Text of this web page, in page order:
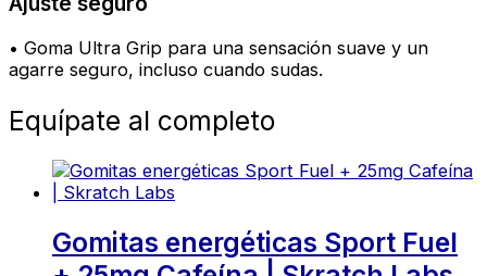
• Goma Ultra Grip para una sensación suave y un
agarre seguro, incluso cuando sudas.
Equípate al completo
Gomitas energéticas Sport Fuel